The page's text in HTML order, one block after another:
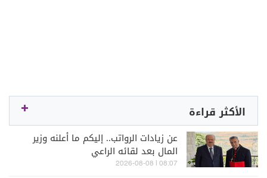
الأكثر قراءة
عن زيادات الرواتب.. إليكم ما أعلنه وزير
المال بعد لقائه الراعي
08:07 | 2026-08-08